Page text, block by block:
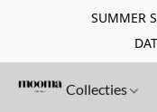
SUMMER
Collecties